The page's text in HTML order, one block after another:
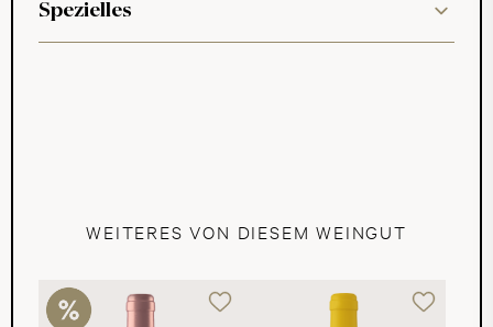
Spezielles
WEITERES VON DIESEM WEINGUT